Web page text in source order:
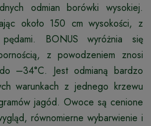
odmian borówki wysokiej.
około 150 cm wysokości, z
pędami. BONUS wyróżnia się
z powodzeniem znosi
–34°C. Jest odmianą bardzo
warunkach z jednego krzewu
jagód. Owoce są cenione
równomierne wybarwienie i